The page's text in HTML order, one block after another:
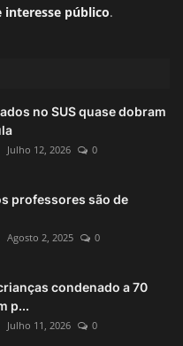
interesse público.
no SUS quase dobram
Julho 12, 2026 0
professores são de
Agosto 2, 2025 0
condenado a 70
p...
Julho 11, 2026 0